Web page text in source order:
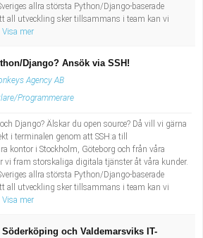
allra största Python/Django-baserade
all utveckling sker tillsammans i team kan vi
Visa mer
Django? Ansök via SSH!
Agency AB
Programmerare
Django? Älskar du open source? Då vill vi gärna
i terminalen genom att SSH:a till
kontor i Stockholm, Göteborg och från våra
vi fram storskaliga digitala tjänster åt våra kunder.
allra största Python/Django-baserade
all utveckling sker tillsammans i team kan vi
Visa mer
och Valdemarsviks IT-